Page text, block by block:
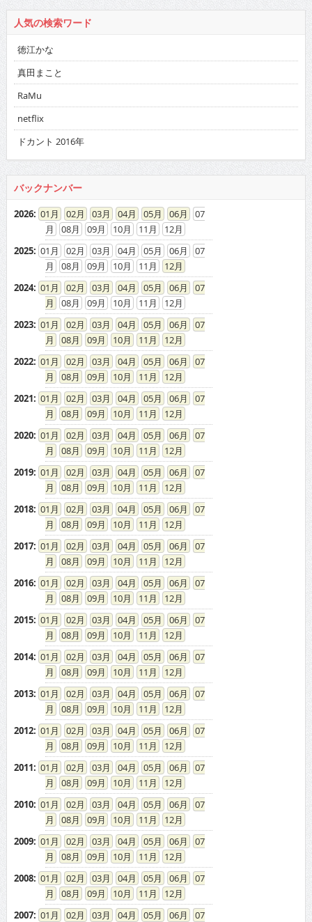
人気の検索ワード
徳江かな
真田まこと
RaMu
netflix
ドカント 2016年
バックナンバー
2026: 01 02 03 04 05 06
07
08
09 10 11
12
2025: 01 02 03 04 05 06
07
08
09 10 11
12
2024: 01 02 03 04 05 06
07
08
09 10 11
12
2023: 01 02 03 04 05 06
07
08
09 10 11
12
2022: 01 02 03 04 05 06
07
08
09 10 11
12
2021: 01 02 03 04 05 06
07
08
09 10 11
12
2020: 01 02 03 04 05 06
07
08
09 10 11
12
2019: 01 02 03 04 05 06
07
08
09 10 11
12
2018: 01 02 03 04 05 06
07
08
09 10 11
12
2017: 01 02 03 04 05 06
07
08
09 10 11
12
2016: 01 02 03 04 05 06
07
08
09 10 11
12
2015: 01 02 03 04 05 06
07
08
09 10 11
12
2014: 01 02 03 04 05 06
07
08
09 10 11
12
2013: 01 02 03 04 05 06
07
08
09 10 11
12
2012: 01 02 03 04 05 06
07
08
09 10 11
12
2011: 01 02 03 04 05 06
07
08
09 10 11
12
2010: 01 02 03 04 05 06
07
08
09 10 11
12
2009: 01 02 03 04 05 06
07
08
09 10 11
12
2008: 01 02 03 04 05 06
07
08
09 10 11
12
2007: 01 02 03 04 05 06
07